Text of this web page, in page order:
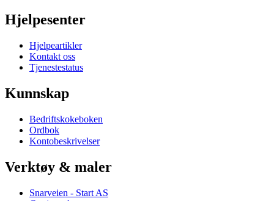
Hjelpesenter
Hjelpeartikler
Kontakt oss
Tjenestestatus
Kunnskap
Bedriftskokeboken
Ordbok
Kontobeskrivelser
Verktøy & maler
Snarveien - Start AS